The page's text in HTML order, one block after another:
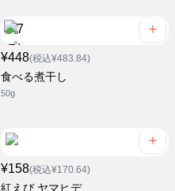
¥448(税込¥483.84)
食べる煮干し
50g
¥158(税込¥170.64)
紅えび ヤマヒデ